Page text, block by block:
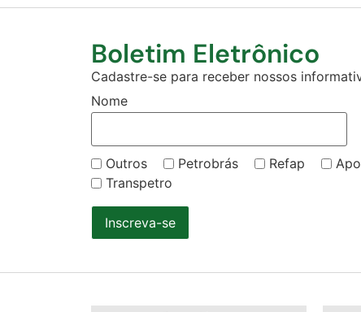
Boletim Eletrônico
Cadastre-se para receber nossos
Nome
Outros Petrobrás Refap
Transpetro
Inscreva-se